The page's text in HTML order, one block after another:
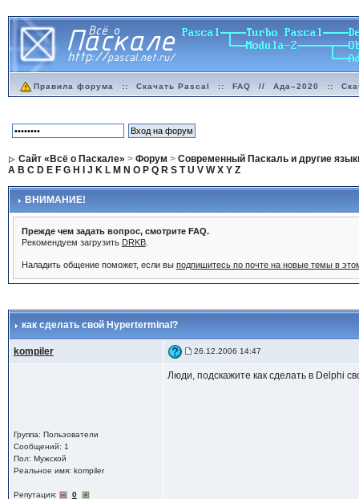
Правила форума :: Скачать Pascal :: FAQ // Ада–2020 ::
Сайт «Всё о Паскале» > Форум > Современный Паскаль и другие
A B C D E F G H J K L M N O P Q R S T U V W X Y Z
ВНИМАНИЕ!
Прежде чем задать вопрос, смотрите FAQ.
Рекомендуем загрузить DRKB.
Наладить общение поможет, если вы подпишитесь по почте на новые темы в
как сделать свой Hyperterminal?
kompiler 26.12.2006 14:47
Группа: Пользователи
Сообщений: 1
Пол: Мужской
Реальное имя: kompiler
Репутация: 0
Люди, подскажите как сделать в Delphi